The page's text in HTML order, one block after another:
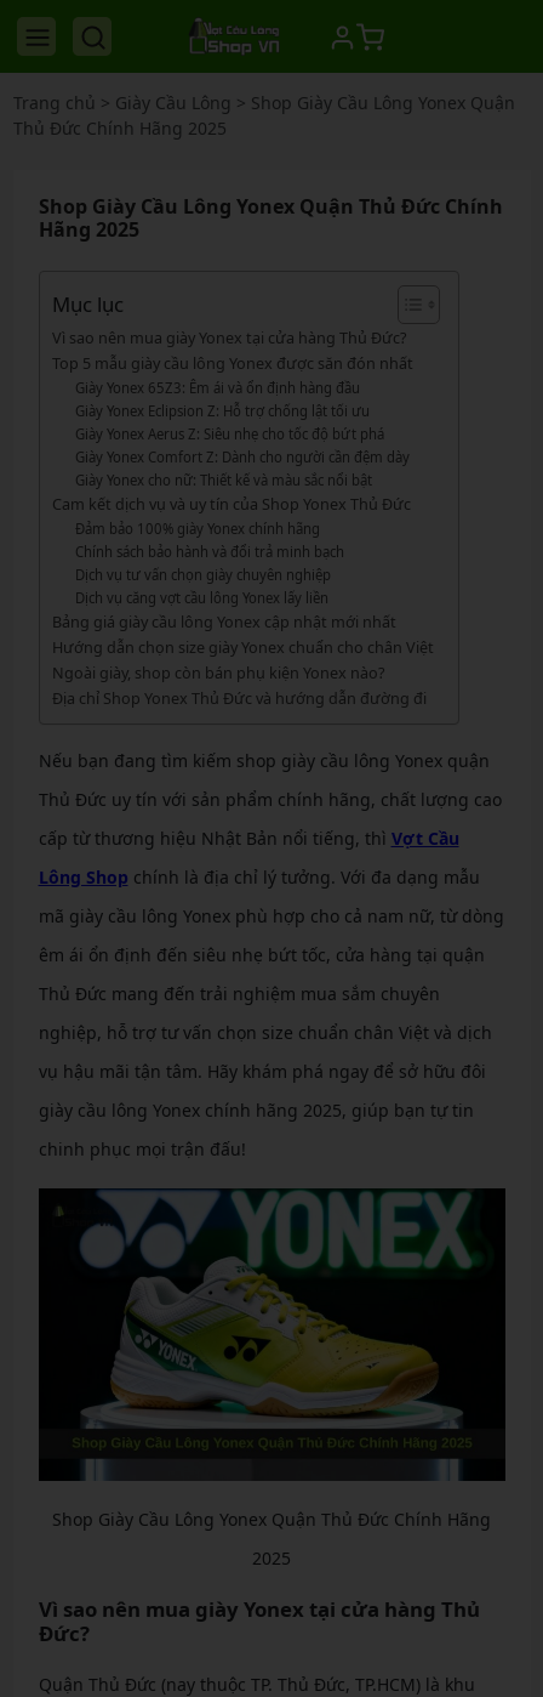
Trang chủ > Giày Cầu Lông > Shop Giày Cầu Lông Yonex Quận
Thủ Đức Chính Hãng 2025
Shop Giày Cầu Lông Yonex Quận Thủ Đức Chính
Hãng 2025
Mục lục
Vì sao nên mua giày Yonex tại cửa hàng Thủ Đức?
Top 5 mẫu giày cầu lông Yonex được săn đón nhất
Giày Yonex 65Z3: Êm ái và ổn định hàng đầu
Giày Yonex Eclipsion Z: Hỗ trợ chống lật tối ưu
Giày Yonex Aerus Z: Siêu nhẹ cho tốc độ bứt phá
Giày Yonex Comfort Z: Dành cho người cần đệm dày
Giày Yonex cho nữ: Thiết kế và màu sắc nổi bật
Cam kết dịch vụ và uy tín của Shop Yonex Thủ Đức
Đảm bảo 100% giày Yonex chính hãng
Chính sách bảo hành và đổi trả minh bạch
Dịch vụ tư vấn chọn giày chuyên nghiệp
Dịch vụ căng vợt cầu lông Yonex lấy liền
Bảng giá giày cầu lông Yonex cập nhật mới nhất
Hướng dẫn chọn size giày Yonex chuẩn cho chân Việt
Ngoài giày, shop còn bán phụ kiện Yonex nào?
Địa chỉ Shop Yonex Thủ Đức và hướng dẫn đường đi
Nếu bạn đang tìm kiếm shop giày cầu lông Yonex quận
Thủ Đức uy tín với sản phẩm chính hãng, chất lượng cao
cấp từ thương hiệu Nhật Bản nổi tiếng, thì Vợt Cầu
Lông Shop chính là địa chỉ lý tưởng. Với đa dạng mẫu
mã giày cầu lông Yonex phù hợp cho cả nam nữ, từ dòng
êm ái ổn định đến siêu nhẹ bứt tốc, cửa hàng tại quận
Thủ Đức mang đến trải nghiệm mua sắm chuyên
nghiệp, hỗ trợ tư vấn chọn size chuẩn chân Việt và dịch
vụ hậu mãi tận tâm. Hãy khám phá ngay để sở hữu đôi
giày cầu lông Yonex chính hãng 2025, giúp bạn tự tin
chinh phục mọi trận đấu!
Shop Giày Cầu Lông Yonex Quận Thủ Đức Chính Hãng
2025
Vì sao nên mua giày Yonex tại cửa hàng Thủ
Đức?
Quận Thủ Đức (nay thuộc TP. Thủ Đức, TP.HCM) là khu